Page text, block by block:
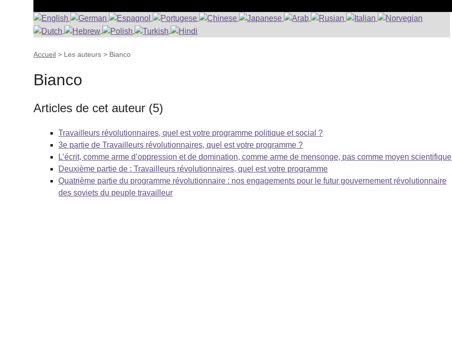
Accueil > Les auteurs > Bianco
Bianco
Articles de cet auteur (5)
Travailleurs révolutionnaires, quel est votre programme politique et social ?
3e partie de Travailleurs révolutionnaires, quel est votre programme ?
L’écrit, comme arme d’oppression et de domination, comme arme de mensonge, pas comme moyen scientifique
Deuxième partie de : Travailleurs révolutionnaires, quel est votre programme
Quatrième partie du programme révolutionnaire : nos engagements pour le futur gouvernement révolutionnaire
des soviets du peuple travailleur